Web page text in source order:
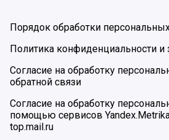
Порядок обработки
Политика конфиденциальности
Согласие на обработку
обратной связи
Согласие на обработку
помощью сервисов
top.mail.ru